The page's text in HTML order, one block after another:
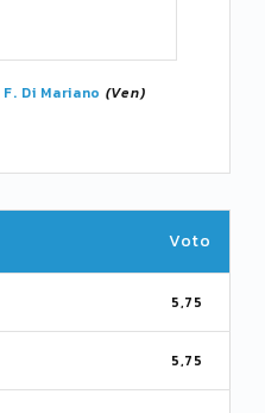
F. Di Mariano (Ven)
Voto
5,75
5,75